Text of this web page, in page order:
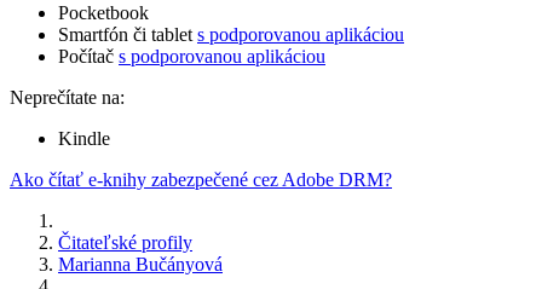
Pocketbook
Smartfón či tablet s podporovanou aplikáciou
Počítač s podporovanou aplikáciou
Neprečítate na:
Kindle
Ako čítať e-knihy zabezpečené cez Adobe DRM?
Čitateľské profily
Marianna Bučányová